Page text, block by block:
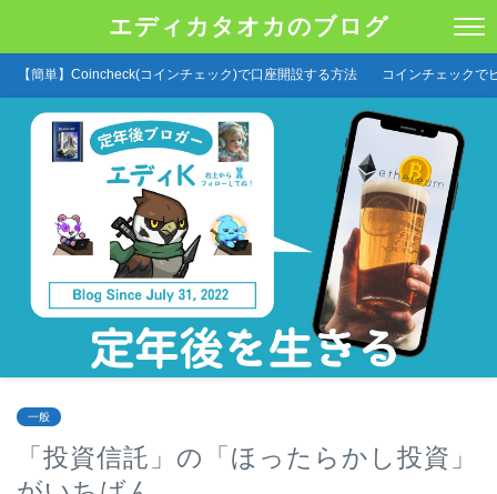
エディカタオカのブログ
【簡単】Coincheck(コインチェック)で口座開設する方法 コインチェックで
一般
「投資信託」の「ほったらかし投資」